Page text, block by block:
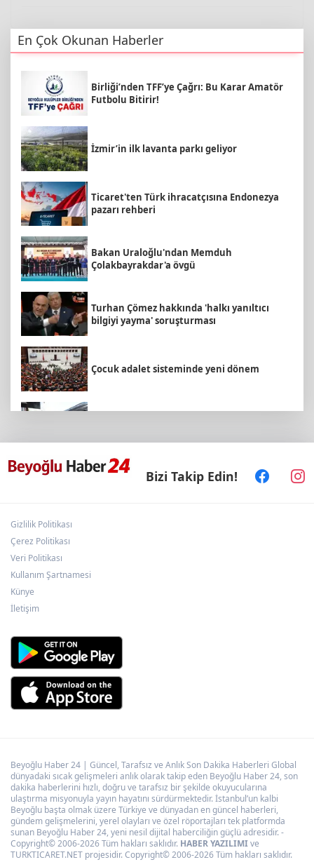
En Çok Okunan Haberler
Birliği’nden TFF’ye Çağrı: Bu Karar Amatör
Futbolu Bitirir!
İzmir’in ilk lavanta parkı geliyor
Ticaret'ten Türk ihracatçısına Endonezya
pazarı rehberi
Bakan Uraloğlu'ndan Memduh
Çolakbayrakdar'a övgü
Turhan Çömez hakkında 'halkı yanıltıcı
bilgiyi yayma' soruşturması
Çocuk adalet sisteminde yeni dönem
Filenin Sultanları, İzmirli çocuklara ilham
Bizi Takip Edin!
Gizlilik Politikası
Çerez Politikası
Veri Politikası
Kullanım Şartnamesi
Künye
İletişim
Beyoğlu Haber 24 | Güncel, Tarafsız ve Anlık Son Dakika Haberleri Global
dünyadaki sıcak gelişmeleri anlık olarak takip eden Beyoğlu Haber 24, son
dakika haberlerini hızlı, doğru ve tarafsız bir şekilde okuyucularına
ulaştırma misyonuyla yayın hayatını sürdürmektedir. İstanbul’un kalbi
Beyoğlu başta olmak üzere Türkiye ve dünyadan en güncel haberleri,
gündem gelişmelerini, yerel olayları ve özel röportajları tek platformda
sunan Beyoğlu Haber 24, yeni nesil dijital haberciliğin güçlü adresidir. -
Copyright© 2006-2026 Tüm hakları saklıdır. HABER YAZILIMIve
TURKTICARET.NET projesidir. Copyright© 2006-2026 Tüm hakları saklıdır.